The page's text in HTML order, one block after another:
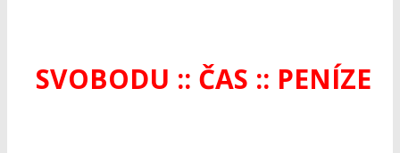
SVOBODU :: ČAS :: PENÍZE